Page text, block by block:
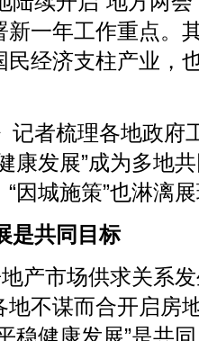
新一年工作重点。
民经济支柱产业，
者梳理各地政府
康发展”成为多地
因城施策”也淋漓
是共同目标
市场供求关系发
地不谋而合开启房